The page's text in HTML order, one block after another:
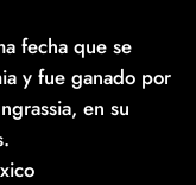
fecha que se
y fue ganado por
en su